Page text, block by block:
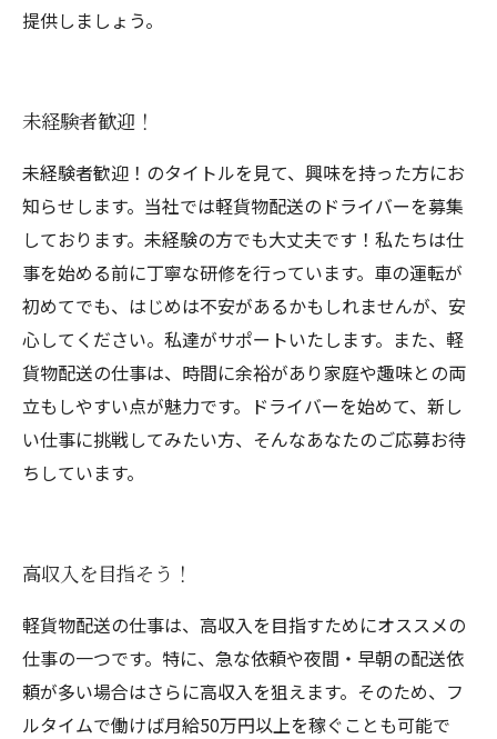
提供しましょう。
未経験者歓迎！
未経験者歓迎！のタイトルを見て、興味を持った方にお
知らせします。当社では軽貨物配送のドライバーを募集
しております。未経験の方でも大丈夫です！私たちは仕
事を始める前に丁寧な研修を行っています。車の運転が
初めてでも、はじめは不安があるかもしれませんが、安
心してください。私達がサポートいたします。また、軽
貨物配送の仕事は、時間に余裕があり家庭や趣味との両
立もしやすい点が魅力です。ドライバーを始めて、新し
い仕事に挑戦してみたい方、そんなあなたのご応募お待
ちしています。
高収入を目指そう！
軽貨物配送の仕事は、高収入を目指すためにオススメの
仕事の一つです。特に、急な依頼や夜間・早朝の配送依
頼が多い場合はさらに高収入を狙えます。そのため、フ
ルタイムで働けば月給50万円以上を稼ぐことも可能で